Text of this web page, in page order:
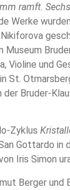
ramft.
Werke
Museum
Violine und
St.
der Bruder-
Zyklus
Gottardo in
Iris Simon
Berger und